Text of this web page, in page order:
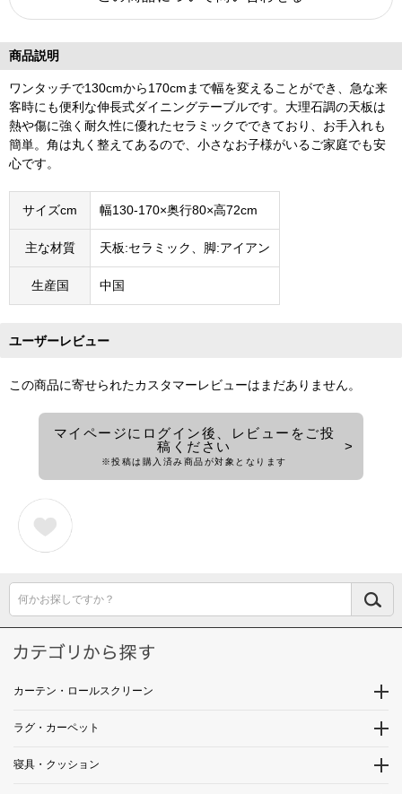
商品説明
ワンタッチで130cmから170cmまで幅を変えることができ、急な来
客時にも便利な伸長式ダイニングテーブルです。大理石調の天板は
熱や傷に強く耐久性に優れたセラミックでできており、お手入れも
簡単。角は丸く整えてあるので、小さなお子様がいるご家庭でも安
心です。
サイズcm 幅130-170×奥行80×高72cm
主な材質 天板:セラミック、脚:アイアン
生産国 中国
ユーザーレビュー
この商品に寄せられたカスタマーレビューはまだありません。
マイページにログイン後、レビューをご投
稿ください
※投稿は購入済み商品が対象となります
何かお探しですか？
カーテン・ロールスクリーン
ラグ・カーペット
寝具・クッション